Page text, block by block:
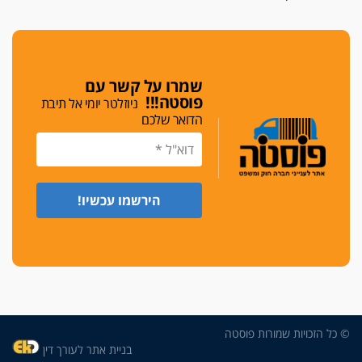
בימ"ש מחוזי: החלטת עמית בכר לדחות מינוי מנכ"ל
חדש ללשכה אינה סבירה
משפחה ופוליטיקה
עו"ד גלעד מנשה ויאיר בכורו חגגו בר מצווה, שרי
דורשים הגנה וביטחון"
שמרו על קשר עם
פוסטה!!! ניוזלטר יומי אל תיבת
הדואר שלכם
© כל הזכויות שמורות פוסטה
בניית אתר לעורך דין